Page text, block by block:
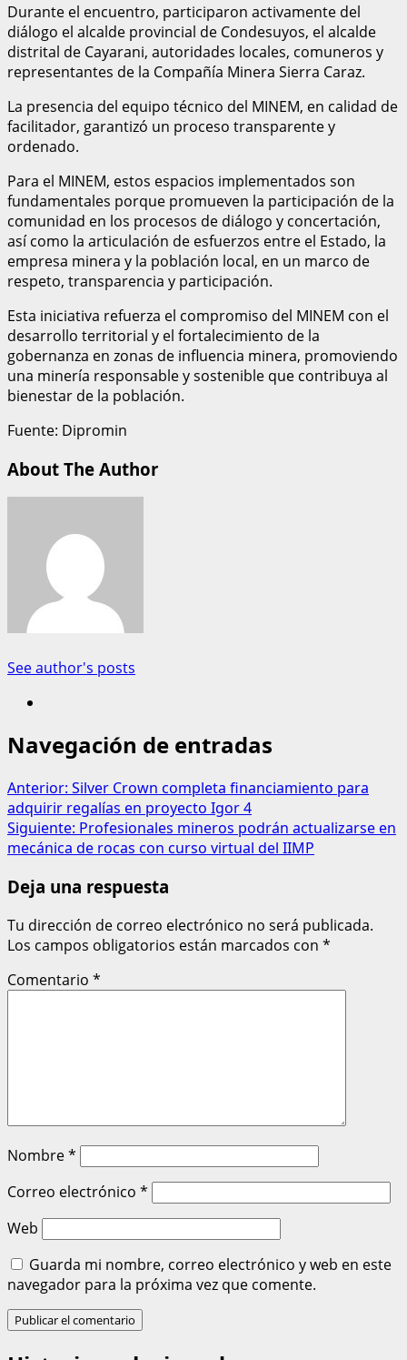
Durante el encuentro, participaron activamente del
diálogo el alcalde provincial de Condesuyos, el alcalde
distrital de Cayarani, autoridades locales, comuneros y
representantes de la Compañía Minera Sierra Caraz.
La presencia del equipo técnico del MINEM, en calidad de
facilitador, garantizó un proceso transparente y
ordenado.
Para el MINEM, estos espacios implementados son
fundamentales porque promueven la participación de la
comunidad en los procesos de diálogo y concertación,
así como la articulación de esfuerzos entre el Estado, la
empresa minera y la población local, en un marco de
respeto, transparencia y participación.
Esta iniciativa refuerza el compromiso del MINEM con el
desarrollo territorial y el fortalecimiento de la
gobernanza en zonas de influencia minera, promoviendo
una minería responsable y sostenible que contribuya al
bienestar de la población.
Fuente: Dipromin
About The Author
See author's posts
Navegación de entradas
Anterior: Silver Crown completa financiamiento para
adquirir regalías en proyecto Igor 4
Siguiente: Profesionales mineros podrán actualizarse en
mecánica de rocas con curso virtual del IIMP
Deja una respuesta
Tu dirección de correo electrónico no será publicada.
Los campos obligatorios están marcados con *
Comentario *
Nombre*
Correo electrónico *
Web
Guarda mi nombre, correo electrónico y web en este
navegador para la próxima vez que comente.